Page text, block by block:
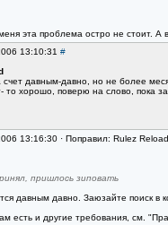
эта проблема остро не стоит. А
13:10:31 #
давным-давно, но не более
то хорошо, поверю на слово, пока
13:16:30 · Поправил: Rulez
пришлось зиповать
давным давно. Заюзайте поиск в
есть и другие требования, см.